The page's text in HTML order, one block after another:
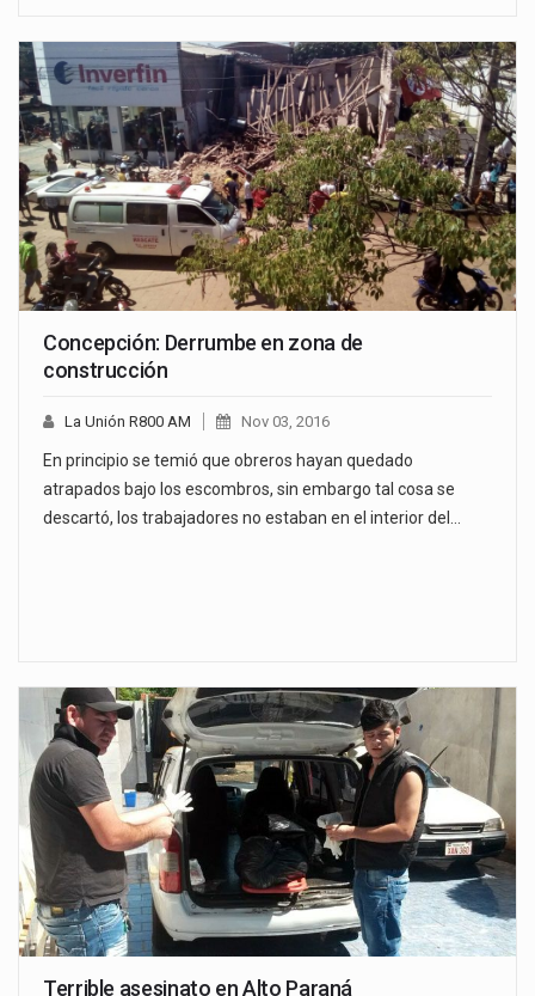
Concepción: Derrumbe en zona de
construcción
La Unión R800 AM Nov 03, 2016
En principio se temió que obreros hayan quedado
atrapados bajo los escombros, sin embargo tal cosa se
descartó, los trabajadores no estaban en el interior del…
Terrible asesinato en Alto Paraná